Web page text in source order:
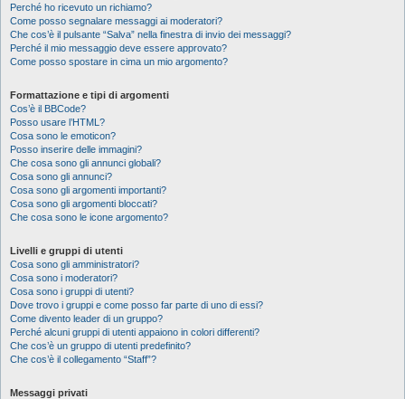
Perché ho ricevuto un richiamo?
Come posso segnalare messaggi ai moderatori?
Che cos’è il pulsante “Salva” nella finestra di invio dei messaggi?
Perché il mio messaggio deve essere approvato?
Come posso spostare in cima un mio argomento?
Formattazione e tipi di argomenti
Cos’è il BBCode?
Posso usare l’HTML?
Cosa sono le emoticon?
Posso inserire delle immagini?
Che cosa sono gli annunci globali?
Cosa sono gli annunci?
Cosa sono gli argomenti importanti?
Cosa sono gli argomenti bloccati?
Che cosa sono le icone argomento?
Livelli e gruppi di utenti
Cosa sono gli amministratori?
Cosa sono i moderatori?
Cosa sono i gruppi di utenti?
Dove trovo i gruppi e come posso far parte di uno di essi?
Come divento leader di un gruppo?
Perché alcuni gruppi di utenti appaiono in colori differenti?
Che cos’è un gruppo di utenti predefinito?
Che cos’è il collegamento “Staff”?
Messaggi privati